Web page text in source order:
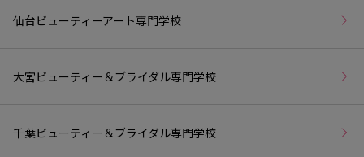
仙台ビューティーアート専門学校
大宮ビューティー＆ブライダル専門学校
千葉ビューティー＆ブライダル専門学校